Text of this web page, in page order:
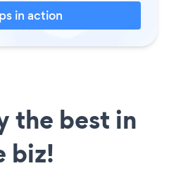
in action
the best in
biz!